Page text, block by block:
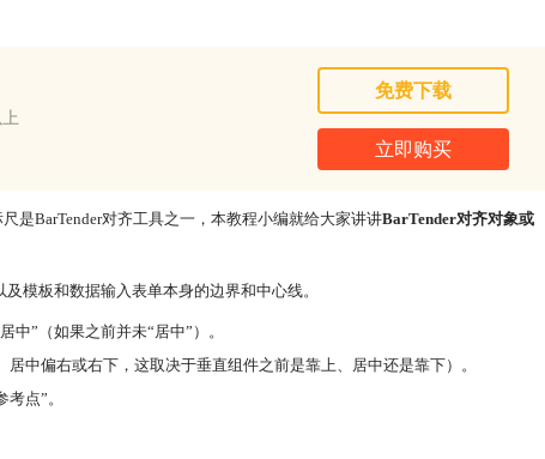
免费下载
立即购买
是BarTender对齐工具之一，本教程小编就给大家讲讲BarTender对齐对象或
模板和数据输入表单本身的边界和中心线。
”（如果之前并未“居中”）。
中偏右或右下，这取决于垂直组件之前是靠上、居中还是靠下）。
点”。